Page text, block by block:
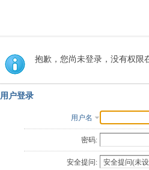
抱歉，您尚未登录，没有权限
用户登录
用户名
密码:
安全提问: